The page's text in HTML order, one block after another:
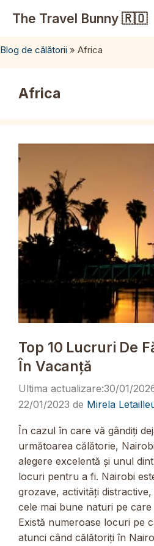
The Travel Bunny 🇷🇴
Blog de călătorii » Africa
Africa
Top 10 Lucruri De
În Vacanță
30/01/
22/01/2023 de Mirela
În cazul în care vă gândiți
următoarea călătorie,
alegere excelentă și unul
locuri pentru a fi. Nairobi
grozave, activități
cele mai bune naturi pe
Există numeroase locuri pe
atunci când călătoriți în